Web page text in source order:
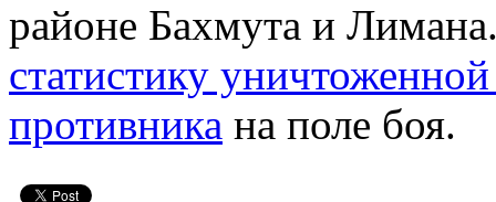
районе Бахмута и
статистику
противника на поле боя.